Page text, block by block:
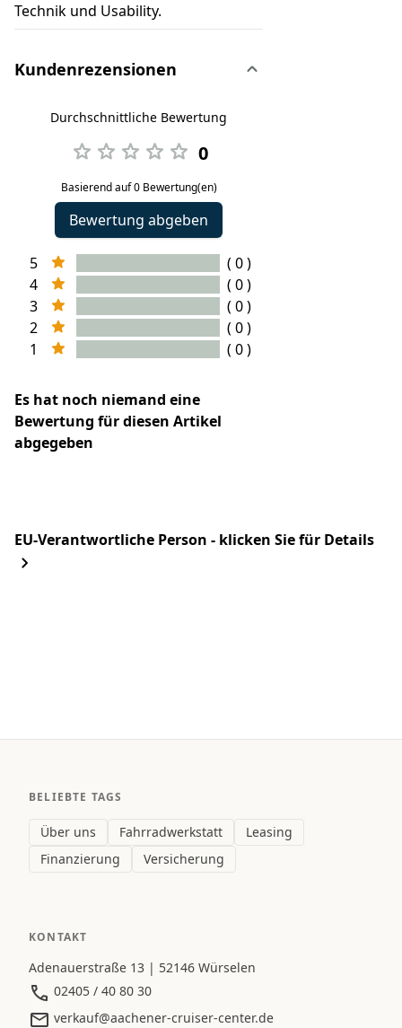
Technik und Usability.
Kundenrezensionen
Durchschnittliche Bewertung
0
Basierend auf 0 Bewertung(en)
Bewertung abgeben
5
( 0 )
4
( 0 )
3
( 0 )
2
( 0 )
1
( 0 )
Es hat noch niemand eine
Bewertung für diesen Artikel
abgegeben
EU-Verantwortliche Person - klicken Sie für Details
BELIEBTE TAGS
Über uns Fahrradwerkstatt
Leasing
Finanzierung
Versicherung
KONTAKT
Adenauerstraße 13 | 52146 Würselen
02405 / 40 80 30
verkauf@aachener-cruiser-center.de